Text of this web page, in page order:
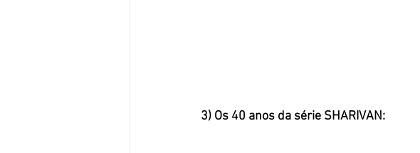
3) Os 40 anos da série SHARIVAN: